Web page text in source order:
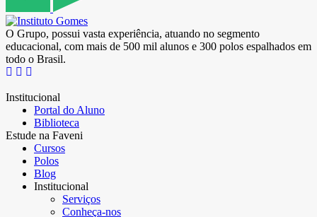
O Grupo, possui vasta experiência, atuando no segmento
educacional, com mais de 500 mil alunos e 300 polos espalhados em
todo o Brasil.
Institucional
Portal do Aluno
Biblioteca
Estude na Faveni
Cursos
Polos
Blog
Institucional
Serviços
Conheça-nos